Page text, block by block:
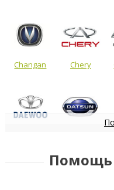
Changan Chery
Помощь